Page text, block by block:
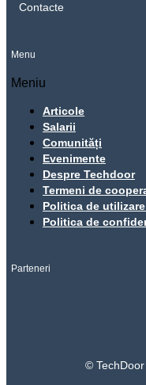
Contacte
Menu
Meniu
Articole
Salarii
Comunități
Evenimente
Despre Techdoor
Termeni de
Politica de
Politica de
Parteneri
©